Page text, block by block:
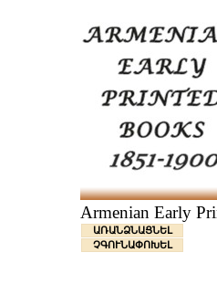
Armenian Early
ԱՌԱՆՁՆԱՑՆԵԼ
ՉԳՈՒՆԱՓՈԽԵԼ